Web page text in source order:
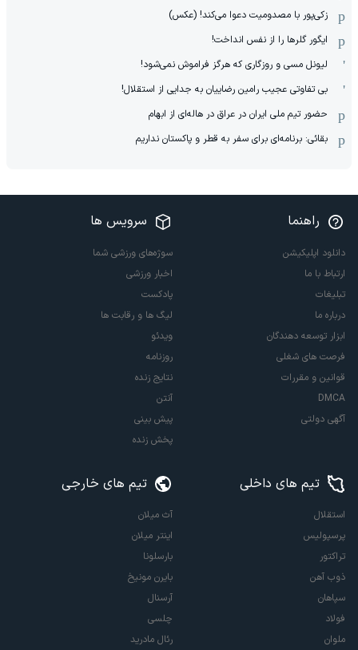
زکی‌پور با مصدومیت دعوا می‌کند! (عکس)
ایگور گلرها را از نفس انداخت!
لیونل مسی و روزگاری که هرگز فراموش نمی‌شود!
بی تفاوتی عجیب رامین رضاییان به جدایی از استقلال!
حضور تیم ملی ایران در عراق در هاله‌ای از ابهام
بقائی: برنامه‌ای برای سفر به قطر و پاکستان نداریم
راهنما
دانلود اپلیکیشن
ارتباط با ما
تبلیغات
درباره ما
ابزار توسعه دهندگان
فرصت های شغلی
قوانین و مقررات
DMCA
آگهی دولتی
سرویس ها
سوژه‌های ورزشی شما
اخبار ورزشی
پادکست
لیگ ها و رقابت ها
ویدئو
روزنامه
نتایج زنده
آنتن
پیش بینی
پخش زنده
تیم های داخلی
استقلال
پرسپولیس
تراکتور
ذوب آهن
سپاهان
فولاد
ملوان
تیم های خارجی
آث میلان
اینتر میلان
بارسلونا
بایرن مونیخ
آرسنال
چلسی
رئال مادرید